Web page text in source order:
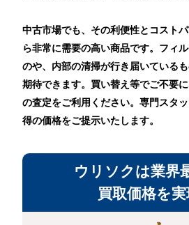
中古市場でも、その利便性とコスト
ら非常に需要の高い商品です。フィ
のや、内部の清掃が行き届いている
期待できます。買い替え等でご不要
の査定をご利用ください。専門スタ
得の価格をご提示いたします。
ウリソクは業界
買取価格を実